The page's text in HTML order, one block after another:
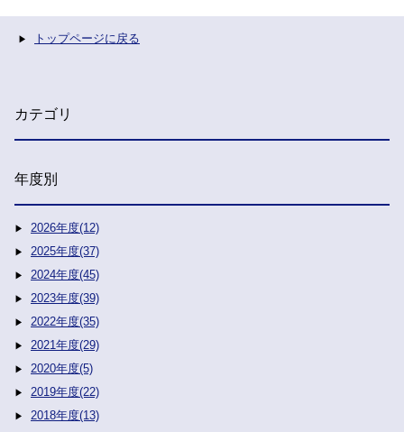
トップページに戻る
カテゴリ
年度別
2026年度(12)
2025年度(37)
2024年度(45)
2023年度(39)
2022年度(35)
2021年度(29)
2020年度(5)
2019年度(22)
2018年度(13)